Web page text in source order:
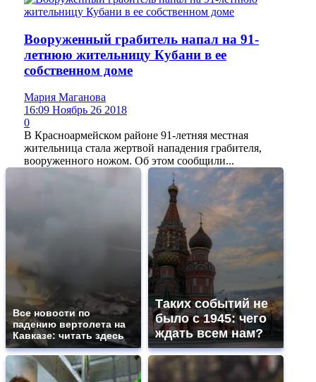
Вооруженный грабитель напал на 91-
летнюю жительницу Кубани в ее
собственном доме
Мария Маганова
16:09 Ноябрь 26 2018
0
В Красноармейском районе 91-летняя местная
жительница стала жертвой нападения грабителя,
вооруженного ножом. Об этом сообщили...
Все новости по
падению вертолета на
Кавказе: читать здесь
Таких событий не
было с 1945: чего
ждать всем нам?